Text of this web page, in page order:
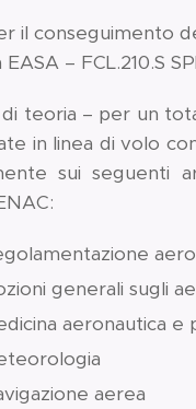
il conseguimento
– FCL.210.S
teoria – per un
in linea di volo
sui seguenti
generali sugli
aeronautica e
aerea